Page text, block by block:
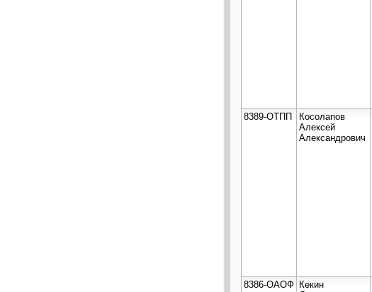
8389-ОТПП
Косолапов
Алексей
Александрович
8386-ОАОФ Кекин